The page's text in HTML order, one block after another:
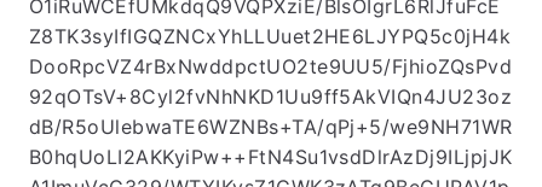
O1iRuWCEfUMkdqQ9VQPXziE/BlsOIgrL6RlJfuFcE
Z8TK3syIfIGQZNCxYhLLUuet2HE6LJYPQ5c0jH4k
DooRpcVZ4rBxNwddpctUO2te9UU5/FjhioZQsPvd
92qOTsV+8Cyl2fvNhNKD1Uu9ff5AkVIQn4JU23oz
dB/R5oUlebwaTE6WZNBs+TA/qPj+5/we9NH71WR
B0hqUoLI2AKKyiPw++FtN4Su1vsdDlrAzDj9ILjpjJK